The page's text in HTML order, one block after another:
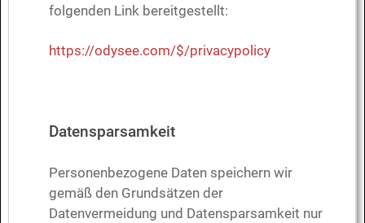
folgenden Link bereitgestellt:
https://odysee.com/$/privacypolicy
Datensparsamkeit
Personenbezogene Daten speichern wir
gemäß den Grundsätzen der
Datenvermeidung und Datensparsamkeit nur